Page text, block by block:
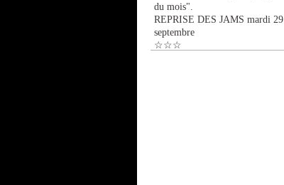
du mois".
REPRISE DES JAMS mardi 29
septembre
☆☆☆